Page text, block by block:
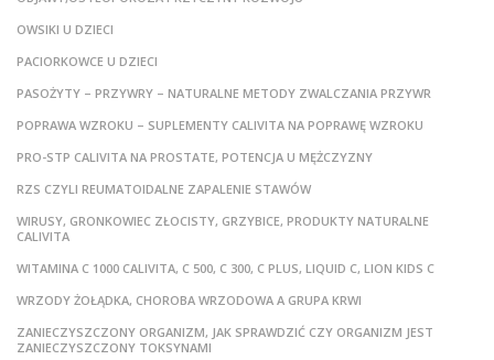
OWSIKI U DZIECI
PACIORKOWCE U DZIECI
PASOŻYTY – PRZYWRY – NATURALNE METODY ZWALCZANIA PRZYWR
POPRAWA WZROKU – SUPLEMENTY CALIVITA NA POPRAWĘ WZROKU
PRO-STP CALIVITA NA PROSTATE, POTENCJA U MĘŻCZYZNY
RZS CZYLI REUMATOIDALNE ZAPALENIE STAWÓW
WIRUSY, GRONKOWIEC ZŁOCISTY, GRZYBICE, PRODUKTY NATURALNE
CALIVITA
WITAMINA C 1000 CALIVITA, C 500, C 300, C PLUS, LIQUID C, LION KIDS C
WRZODY ŻOŁĄDKA, CHOROBA WRZODOWA A GRUPA KRWI
ZANIECZYSZCZONY ORGANIZM, JAK SPRAWDZIĆ CZY ORGANIZM JEST
ZANIECZYSZCZONY TOKSYNAMI